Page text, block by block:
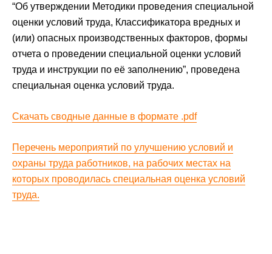
“Об утверждении Методики проведения специальной
оценки условий труда, Классификатора вредных и
(или) опасных производственных факторов, формы
отчета о проведении специальной оценки условий
труда и инструкции по её заполнению”, проведена
специальная оценка условий труда.
Скачать cводные данные в формате .pdf
Перечень мероприятий по улучшению условий и
охраны труда работников, на рабочих местах на
которых проводилась специальная оценка условий
труда.